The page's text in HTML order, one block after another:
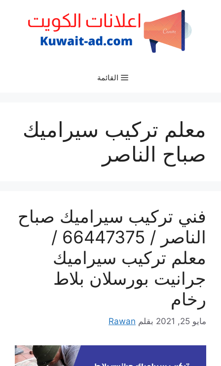
القائمة
معلم تركيب سيراميك
صباح الناصر
فني تركيب سيراميك صباح
الناصر / 66447375 /
معلم تركيب سيراميك
جرانيت بورسلان بلاط
رخام
مايو 25, 2021 بقلم Rawan